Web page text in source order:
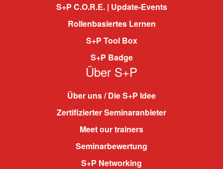
S+P C.O.R.E. | Update-Events
Rollenbasiertes Lernen
S+P Tool Box
S+P Badge
Über S+P
Über uns / Die S+P Idee
Zertifizierter Seminaranbieter
Meet our trainers
Seminarbewertung
S+P Networking